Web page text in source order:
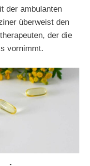
der ambulanten
überweist den
der die
vornimmt.